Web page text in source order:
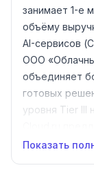
занимает 1-е
объёму
AI-сервисов
ООО
объединяет
готовых
уровня Tier III
Evolution —
Показать